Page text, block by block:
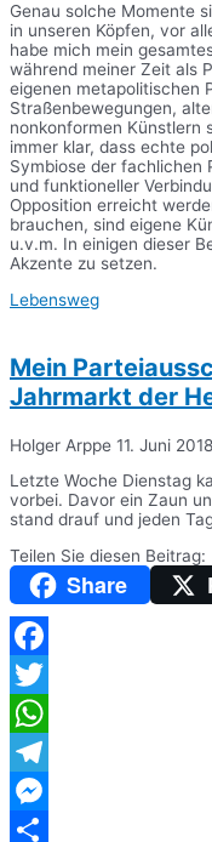
Genau solche Momente
in unseren Köpfen, vor
habe mich mein
während meiner Zeit als
eigenen metapolitischen
Straßenbewegungen,
nonkonformen Künstlern
immer klar, dass echte
Symbiose der fachlichen
und funktioneller
Opposition erreicht
brauchen, sind eigene
u.v.m. In einigen dieser
Akzente zu setzen.
Lebensweg
Mein
Jahrmarkt der
Holger Arppe 11. Juni 2018
Letzte Woche Dienstag
vorbei. Davor ein Zaun
stand drauf und jeden
Teilen Sie diesen Beitrag:
Share
Facebook
Twitter
WhatsApp
Telegram
Messenger